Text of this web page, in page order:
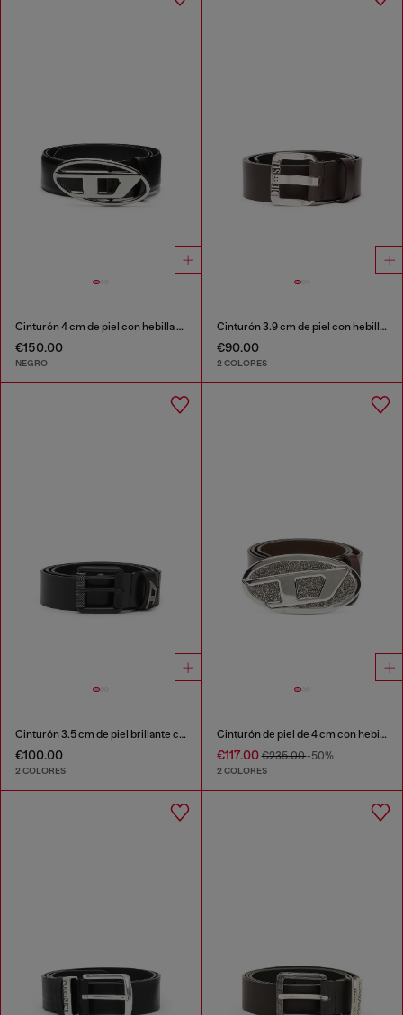
Cinturón 4 cm de piel con hebilla ovalada D
€150.00
NEGRO
Cinturón 3.9 cm de piel con hebilla metálica con el logotipo de estrella
€90.00
2 COLORES
Cinturón 3.5 cm de piel brillante con trabilla con el logotipo
€100.00
2 COLORES
Cinturón de piel de 4 cm con hebilla Oval D con piedras
€117.00€235.00-50%
2 COLORES